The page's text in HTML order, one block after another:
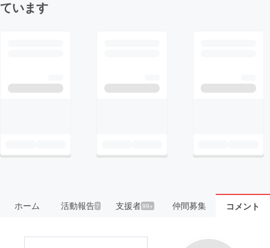
ています
ホーム 活動報告7 支援者99+ 仲間募集 コメント